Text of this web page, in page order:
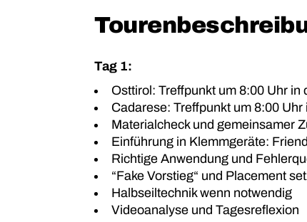
Tag 1:
Osttirol: Treffpunkt um 8:00 Uhr in
Cadarese: Treffpunkt um 8:00
Materialcheck und gemeinsamer
Einführung in Klemmgeräte:
Richtige Anwendung und
“Fake Vorstieg“ und Placement
Halbseiltechnik wenn notwendig
Videoanalyse und Tagesreflexion